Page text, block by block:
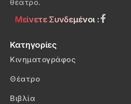
θέατρο.
Μείνετε Συνδεμένοι :
Κατηγορίες
Κινηματογράφος
Θέατρο
Βιβλία